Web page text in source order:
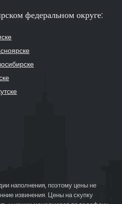
федеральном округе:
наполнения, поэтому цены не
извинения. Цены на скупку